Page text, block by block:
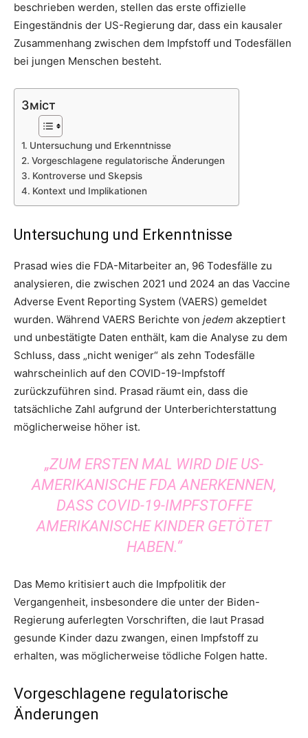
beschrieben werden, stellen das erste offizielle
Eingeständnis der US-Regierung dar, dass ein kausaler
Zusammenhang zwischen dem Impfstoff und Todesfällen
bei jungen Menschen besteht.
Зміст
Untersuchung und Erkenntnisse
Vorgeschlagene regulatorische Änderungen
Kontroverse und Skepsis
Kontext und Implikationen
Untersuchung und Erkenntnisse
Prasad wies die FDA-Mitarbeiter an, 96 Todesfälle zu
analysieren, die zwischen 2021 und 2024 an das Vaccine
Adverse Event Reporting System (VAERS) gemeldet
wurden. Während VAERS Berichte von jedem akzeptiert
und unbestätigte Daten enthält, kam die Analyse zu dem
Schluss, dass „nicht weniger“ als zehn Todesfälle
wahrscheinlich auf den COVID-19-Impfstoff
zurückzuführen sind. Prasad räumt ein, dass die
tatsächliche Zahl aufgrund der Unterberichterstattung
möglicherweise höher ist.
„ZUM ERSTEN MAL WIRD DIE US-
AMERIKANISCHE FDA ANERKENNEN,
DASS COVID-19-IMPFSTOFFE
AMERIKANISCHE KINDER GETÖTET
HABEN.“
Das Memo kritisiert auch die Impfpolitik der
Vergangenheit, insbesondere die unter der Biden-
Regierung auferlegten Vorschriften, die laut Prasad
gesunde Kinder dazu zwangen, einen Impfstoff zu
erhalten, was möglicherweise tödliche Folgen hatte.
Vorgeschlagene regulatorische
Änderungen